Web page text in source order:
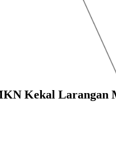
Kekal Larangan